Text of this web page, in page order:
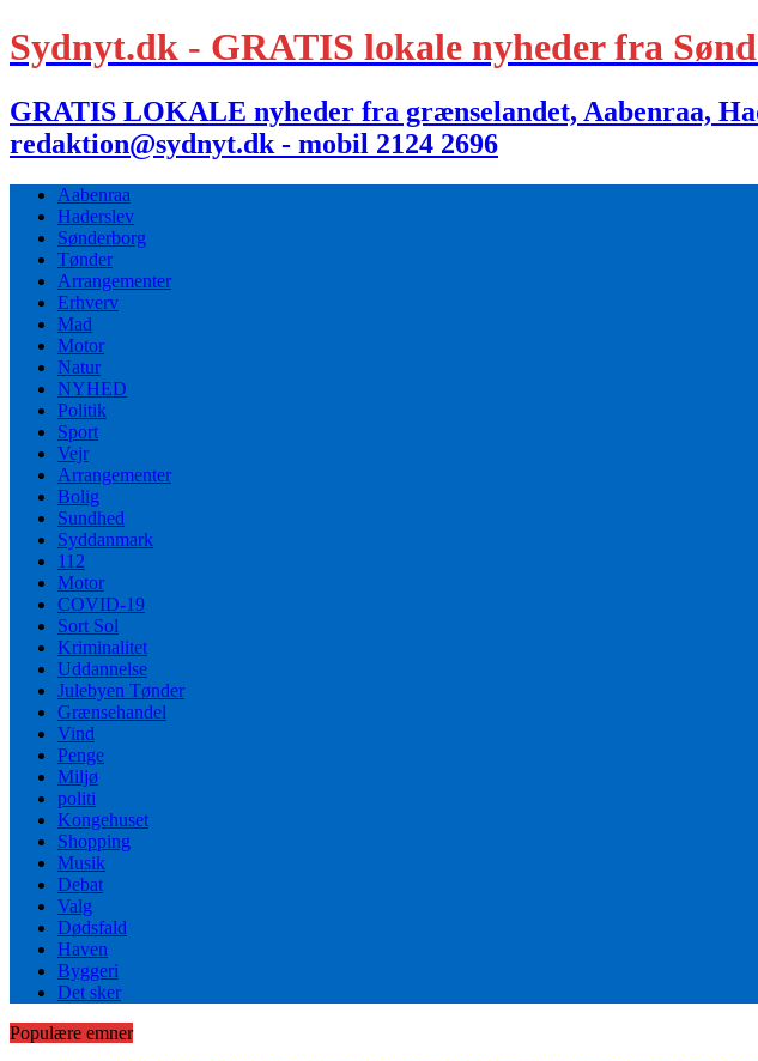
Sydnyt.dk - GRATIS lokale nyheder fra
GRATIS LOKALE nyheder fra grænselandet, Aabenraa,
redaktion@sydnyt.dk - mobil 2124 2696
Aabenraa
Haderslev
Sønderborg
Tønder
Arrangementer
Erhverv
Mad
Motor
Natur
NYHED
Politik
Sport
Vejr
Arrangementer
Bolig
Sundhed
Syddanmark
112
Motor
COVID-19
Sort Sol
Kriminalitet
Uddannelse
Julebyen Tønder
Grænsehandel
Vind
Penge
Miljø
politi
Kongehuset
Shopping
Musik
Debat
Valg
Dødsfald
Haven
Byggeri
Det sker
Populære emner